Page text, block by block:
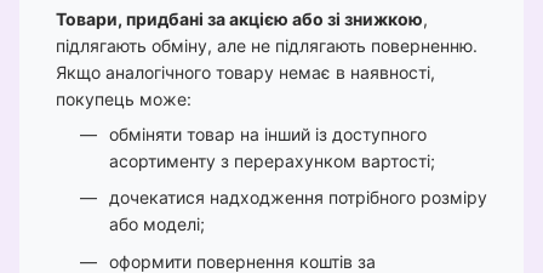
Товари, придбані за акцією або зі знижкою,
підлягають обміну, але не підлягають поверненню.
Якщо аналогічного товару немає в наявності,
покупець може:
обміняти товар на інший із доступного
асортименту з перерахунком вартості;
дочекатися надходження потрібного розміру
або моделі;
оформити повернення коштів за